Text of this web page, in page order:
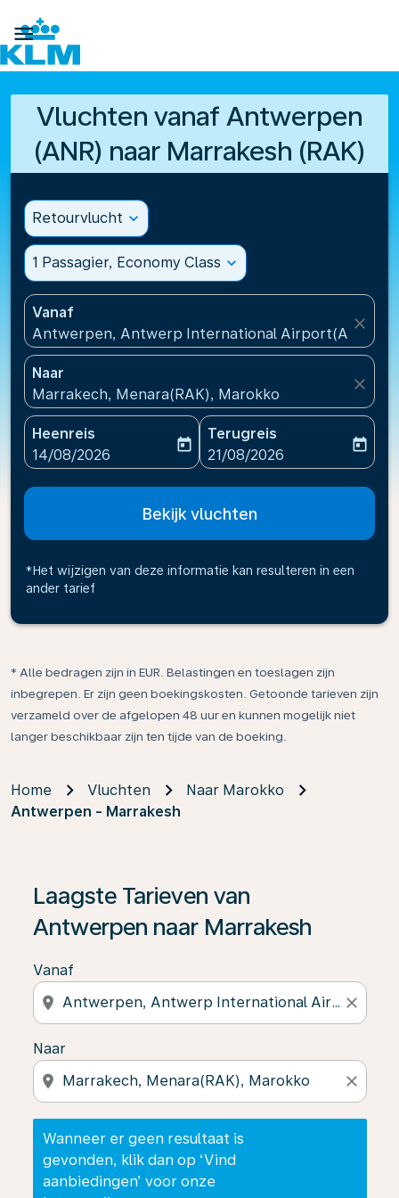

Vluchten vanaf Antwerpen
(ANR) naar Marrakesh (RAK)
Retourvlucht expand_more
1 Passagier, Economy Class expand_more
Vanaf
Antwerpen, Antwerp International Airport(ANR),
close
Naar
Marrakech, Menara(RAK), Marokko
close
Heenreis
fc-booking-departure-date-aria-label
14/08/2026
today
Terugreis
fc-booking-return-date-
21/08/2026
today
Bekijk vluchten
*Het wijzigen van deze informatie kan resulteren in een
ander tarief
* Alle bedragen zijn in EUR. Belastingen en toeslagen zijn
inbegrepen. Er zijn geen boekingskosten. Getoonde tarieven zijn
verzameld over de afgelopen 48 uur en kunnen mogelijk niet
langer beschikbaar zijn ten tijde van de boeking.
Home Vluchten
Naar Marokko
Antwerpen - Marrakesh
Laagste Tarieven van
Antwerpen naar Marrakesh
Vanaf
location_on close
Naar
location_on close
Wanneer er geen resultaat is
gevonden, klik dan op ‘Vind
aanbiedingen’ voor onze
Wanneer er geen resultaat is gevonden, klik dan op